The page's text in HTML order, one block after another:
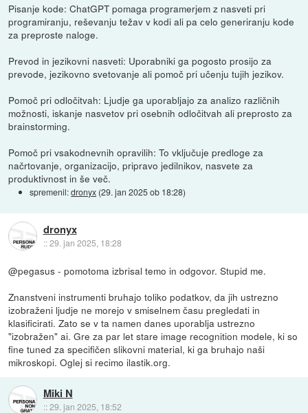
Pisanje kode: ChatGPT pomaga programerjem z nasveti pri
programiranju, reševanju težav v kodi ali pa celo generiranju kode
za preproste naloge.
Prevod in jezikovni nasveti: Uporabniki ga pogosto prosijo za
prevode, jezikovno svetovanje ali pomoč pri učenju tujih jezikov.
Pomoč pri odločitvah: Ljudje ga uporabljajo za analizo različnih
možnosti, iskanje nasvetov pri osebnih odločitvah ali preprosto za
brainstorming.
Pomoč pri vsakodnevnih opravilih: To vključuje predloge za
načrtovanje, organizacijo, pripravo jedilnikov, nasvete za
produktivnost in še več.
spremenil:dronyx (29. jan 2025 ob 18:28)
dronyx
::29. jan 2025, 18:28
@pegasus - pomotoma izbrisal temo in odgovor. Stupid me.
Znanstveni instrumenti bruhajo toliko podatkov, da jih ustrezno
izobraženi ljudje ne morejo v smiselnem času pregledati in
klasificirati. Zato se v ta namen danes uporablja ustrezno
"izobražen" ai. Gre za par let stare image recognition modele, ki so
fine tuned za specifičen slikovni material, ki ga bruhajo naši
mikroskopi. Oglej si recimo ilastik.org.
Miki N
::29. jan 2025, 18:52